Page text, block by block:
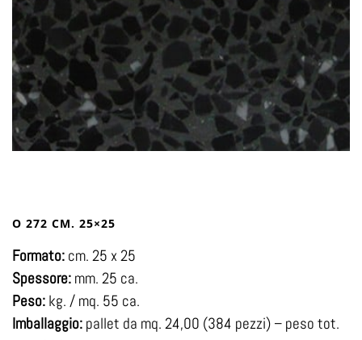
O 272 CM. 25×25
Formato: cm. 25 x 25
Spessore: mm. 25 ca.
Peso: kg. / mq. 55 ca.
Imballaggio: pallet da mq. 24,00 (384 pezzi) – peso tot.